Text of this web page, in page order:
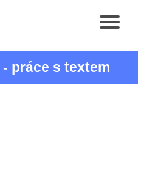
- práce s textem